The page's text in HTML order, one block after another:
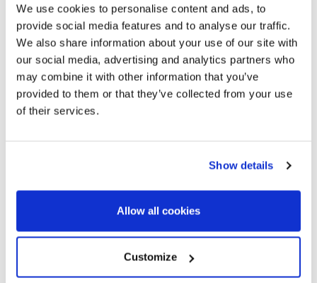
We use cookies to personalise content and ads, to
provide social media features and to analyse our traffic.
We also share information about your use of our site with
our social media, advertising and analytics partners who
may combine it with other information that you’ve
provided to them or that they’ve collected from your use
of their services.
Show details
Allow all cookies
Customize